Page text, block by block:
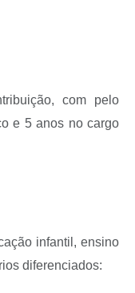
com pelo
e 5 anos no cargo
infantil, ensino
diferenciados: